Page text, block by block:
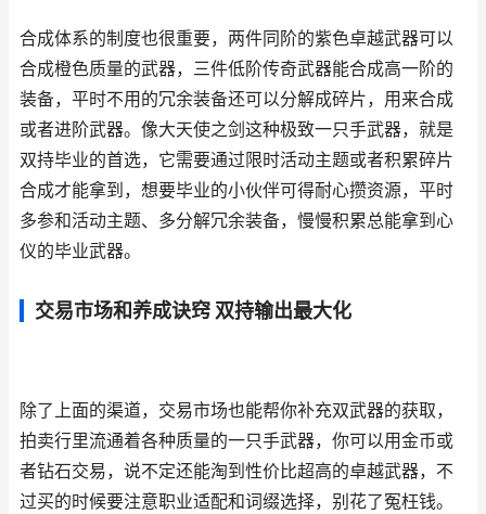
合成体系的制度也很重要，两件同阶的紫色卓越武器可以
合成橙色质量的武器，三件低阶传奇武器能合成高一阶的
装备，平时不用的冗余装备还可以分解成碎片，用来合成
或者进阶武器。像大天使之剑这种极致一只手武器，就是
双持毕业的首选，它需要通过限时活动主题或者积累碎片
合成才能拿到，想要毕业的小伙伴可得耐心攒资源，平时
多参和活动主题、多分解冗余装备，慢慢积累总能拿到心
仪的毕业武器。
交易市场和养成诀窍 双持输出最大化
除了上面的渠道，交易市场也能帮你补充双武器的获取，
拍卖行里流通着各种质量的一只手武器，你可以用金币或
者钻石交易，说不定还能淘到性价比超高的卓越武器，不
过买的时候要注意职业适配和词缀选择，别花了冤枉钱。